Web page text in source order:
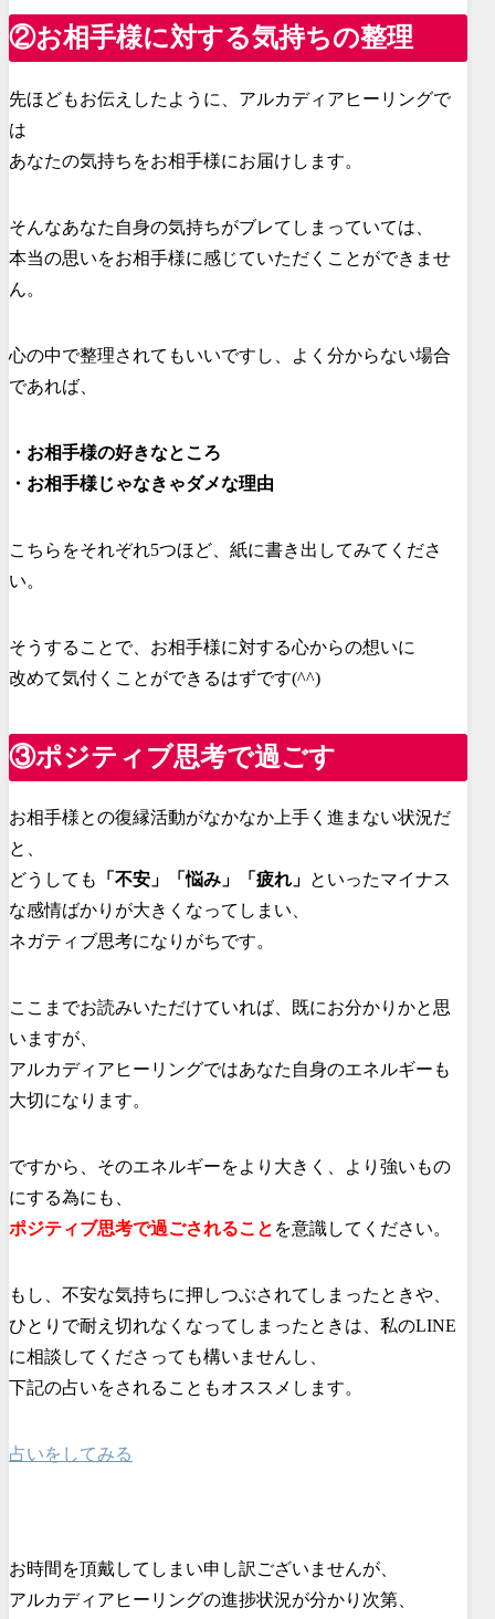
②お相手様に対する気持ちの整理
先ほどもお伝えしたように、アルカディアヒーリングで
は
あなたの気持ちをお相手様にお届けします。
そんなあなた自身の気持ちがブレてしまっていては、
本当の思いをお相手様に感じていただくことができませ
ん。
心の中で整理されてもいいですし、よく分からない場合
であれば、
・お相手様の好きなところ
・お相手様じゃなきゃダメな理由
こちらをそれぞれ5つほど、紙に書き出してみてくださ
い。
そうすることで、お相手様に対する心からの想いに
改めて気付くことができるはずです(^^)
③ポジティブ思考で過ごす
お相手様との復縁活動がなかなか上手く進まない状況だ
と、
どうしても
「不安」「悩み」「疲れ」 といったマイナス
な感情ばかりが大きくなってしまい、
ネガティブ思考になりがちです。
ここまでお読みいただけていれば、既にお分かりかと思
いますが、
アルカディアヒーリングではあなた自身のエネルギーも
大切になります。
ですから、そのエネルギーをより大きく、より強いもの
にする為にも、
ポジティブ思考で過ごされること を意識してください。
もし、不安な気持ちに押しつぶされてしまったときや、
ひとりで耐え切れなくなってしまったときは、私のLINE
に相談してくださっても構いませんし、
下記の占いをされることもオススメします。
占いをしてみる
お時間を頂戴してしまい申し訳ございませんが、
アルカディアヒーリングの進捗状況が分かり次第、